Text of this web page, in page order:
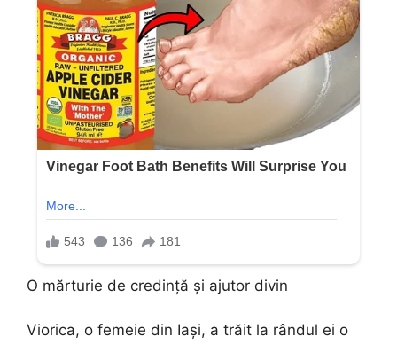
O mărturie de credință și ajutor divin
Viorica, o femeie din Iași, a trăit la rândul ei o